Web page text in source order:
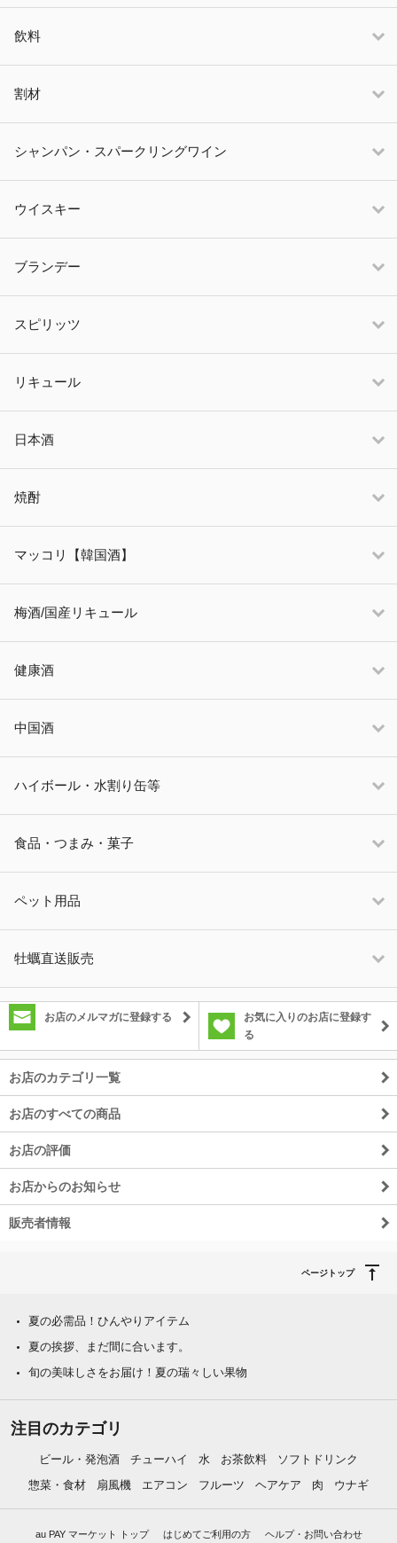
飲料
割材
シャンパン・スパークリングワイン
ウイスキー
ブランデー
スピリッツ
リキュール
日本酒
焼酎
マッコリ【韓国酒】
梅酒/国産リキュール
健康酒
中国酒
ハイボール・水割り缶等
食品・つまみ・菓子
ペット用品
牡蠣直送販売
お店のメルマガに登録する
お気に入りのお店に登録す
る
お店のカテゴリ一覧
お店のすべての商品
お店の評価
お店からのお知らせ
販売者情報
ページトップ
夏の必需品！ひんやりアイテム
夏の挨拶、まだ間に合います。
旬の美味しさをお届け！夏の瑞々しい果物
注目のカテゴリ
ビール・発泡酒 チューハイ 水 お茶飲料
ソフトドリンク
惣菜・食材
扇風機 エアコン フルーツ ヘアケア 肉 ウナギ
au PAY マーケット トップ はじめてご利用の方 ヘルプ・お問い合わせ